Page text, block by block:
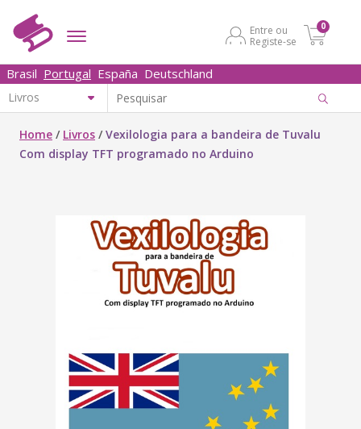
Entre ou
Registe-se
0
Brasil Portugal España Deutschland
Home / Livros /Vexilologia para a bandeira de Tuvalu
Com display TFT programado no Arduino